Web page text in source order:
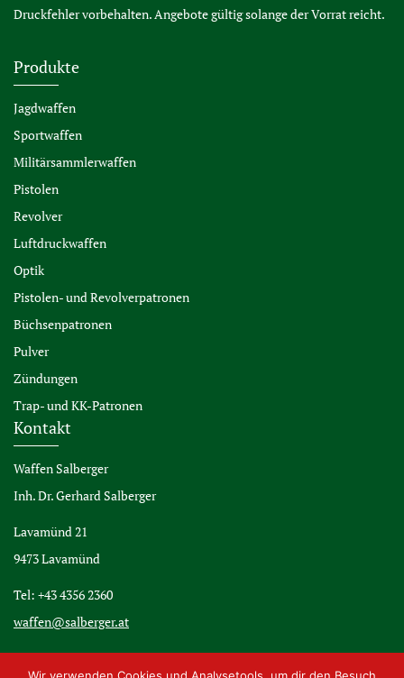
Druckfehler vorbehalten. Angebote gültig solange der Vorrat reicht.
Produkte
Jagdwaffen
Sportwaffen
Militärsammlerwaffen
Pistolen
Revolver
Luftdruckwaffen
Optik
Pistolen- und Revolverpatronen
Büchsenpatronen
Pulver
Zündungen
Trap- und KK-Patronen
Kontakt
Waffen Salberger
Inh. Dr. Gerhard Salberger
Lavamünd 21
9473 Lavamünd
Tel: +43 4356 2360
waffen@salberger.at